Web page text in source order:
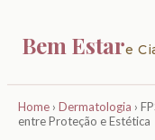
Bem Estare
Home › Dermatologia ›
entre Proteção e Estética